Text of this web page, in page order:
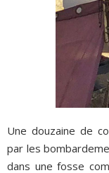
Une douzaine de
par les
dans une fosse